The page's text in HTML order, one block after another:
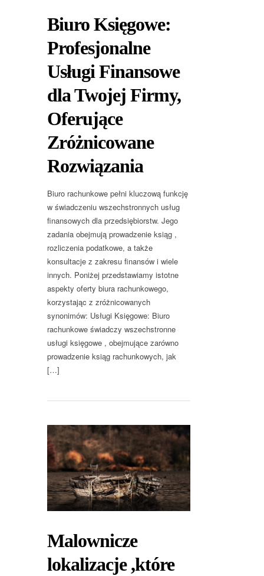
Biuro Księgowe:
Profesjonalne
Usługi Finansowe
dla Twojej Firmy,
Oferujące
Zróżnicowane
Rozwiązania
Biuro rachunkowe pełni kluczową funkcję
w świadczeniu wszechstronnych usług
finansowych dla przedsiębiorstw. Jego
zadania obejmują prowadzenie ksiąg ,
rozliczenia podatkowe, a także
konsultacje z zakresu finansów i wiele
innych. Poniżej przedstawiamy istotne
aspekty oferty biura rachunkowego,
korzystając z zróżnicowanych
synonimów: Usługi Księgowe: Biuro
rachunkowe świadczy wszechstronne
usługi księgowe , obejmujące zarówno
prowadzenie ksiąg rachunkowych, jak
[…]
Malownicze
lokalizacje ,które